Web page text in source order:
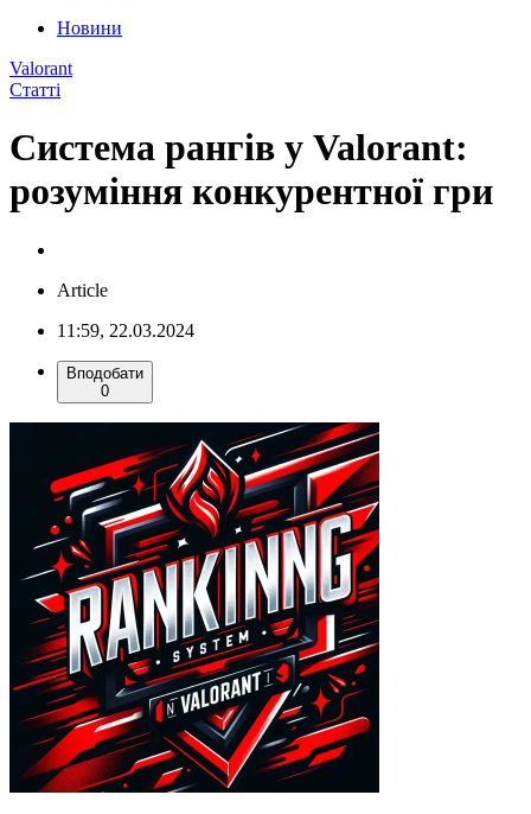
Новини
Valorant
Статті
Система рангів у Valorant:
розуміння конкурентної гри
Article
11:59, 22.03.2024
Вподобати
0